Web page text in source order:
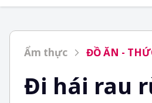
Ẩm thực ĐỒ ĂN -
Đi hái rau